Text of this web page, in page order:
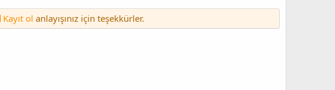
Kayıt ol anlayışınız için teşekkürler.